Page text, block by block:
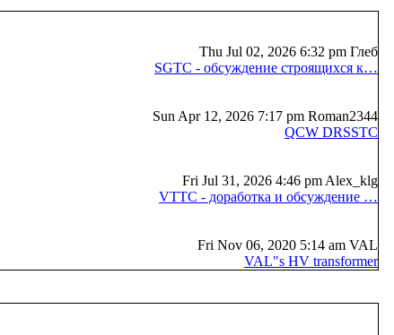
Thu Jul 02, 2026 6:32 pm Глеб
SGTC - обсуждение строящихся к…
Sun Apr 12, 2026 7:17 pm Roman2344
QCW DRSSTC
Fri Jul 31, 2026 4:46 pm Alex_klg
VTTC - доработка и обсуждение …
Fri Nov 06, 2020 5:14 am VAL
VAL"s HV transformer